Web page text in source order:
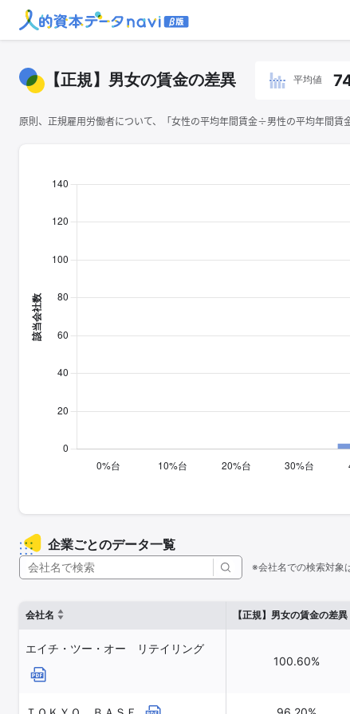
【正規】男女の賃金の差異 平均値
原則、正規雇用労働者について、「女性の平均年間賃金÷男性の平均年間
企業ごとのデータ一覧
※会社名での検索対象
会社名 【正規】男女の賃金の差異
エイチ・ツー・オー リテイリング
100.60%